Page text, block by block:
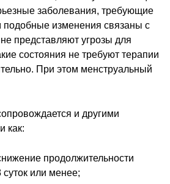
заболевания, требующие
подобные изменения связаны с
представляют угрозы для
состояния не требуют терапии
При этом менструальный
и другими
как:
продолжительности
или менее;